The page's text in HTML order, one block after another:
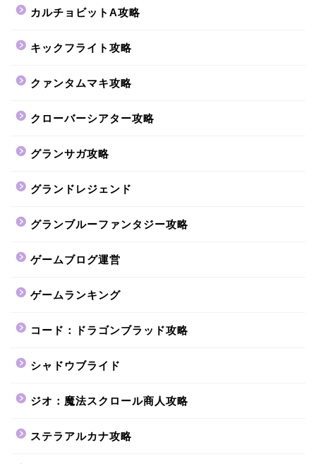
カルチョビットA攻略
キックフライト攻略
クァンタムマキ攻略
クローバーシアター攻略
グランサガ攻略
グランドレジェンド
グランブルーファンタジー攻略
ゲームブログ運営
ゲームランキング
コード：ドラゴンブラッド攻略
シャドウブライド
ジオ：魔法スクロール商人攻略
ステラアルカナ攻略